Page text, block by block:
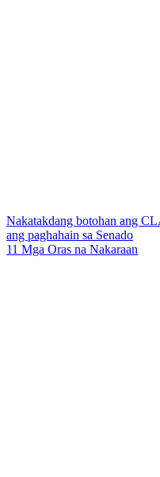
Nakatakdang botohan ang
ang paghahain sa Senado
11 Mga Oras na Nakaraan